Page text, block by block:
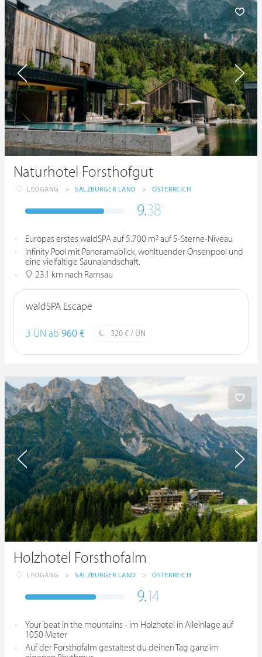
Naturhotel Forsthofgut
LEOGANG > SALZBURGER LAND > ÖSTERREICH
9.38
Europas erstes waldSPA auf 5.700 m² auf 5-Sterne-Niveau
Infinity Pool mit Panoramablick, wohltuender Onsenpool und
eine vielfältige Saunalandschaft.
23.1 km nach Ramsau
waldSPA Escape
3 ÜN ab 960 € 320 € / ÜN
Holzhotel Forsthofalm
LEOGANG > SALZBURGER LAND > ÖSTERREICH
9.14
Your beat in the mountains - im Holzhotel in Alleinlage auf
1050 Meter
Auf der Forsthofalm gestaltest du deinen Tag ganz im